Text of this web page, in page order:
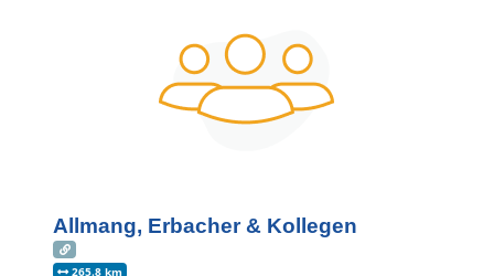
Allmang, Erbacher & Kollegen
265.8 km